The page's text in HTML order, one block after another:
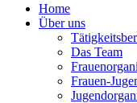
Home
Über uns
Das Team
Frauen-